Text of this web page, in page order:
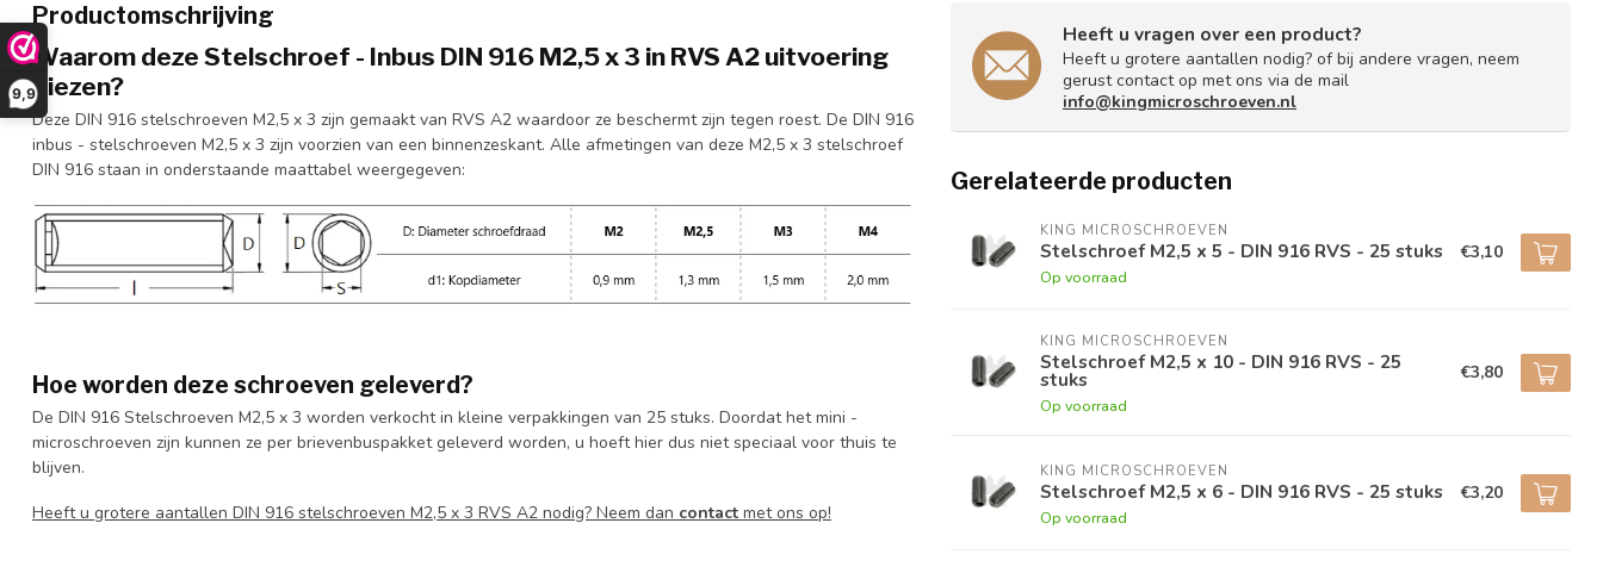
9,9
Productomschrijving
Waarom deze Stelschroef - Inbus DIN 916 M2,5 x 3 in RVS A2 uitvoering
kiezen?
Deze DIN 916 stelschroeven M2,5 x 3 zijn gemaakt van RVS A2 waardoor ze beschermt zijn tegen roest. De DIN 916
inbus - stelschroeven M2,5 x 3 zijn voorzien van een binnenzeskant. Alle afmetingen van deze M2,5 x 3 stelschroef
DIN 916 staan in onderstaande maattabel weergegeven:
Hoe worden deze schroeven geleverd?
De DIN 916 Stelschroeven M2,5 x 3 worden verkocht in kleine verpakkingen van 25 stuks. Doordat het mini -
microschroeven zijn kunnen ze per brievenbuspakket geleverd worden, u hoeft hier dus niet speciaal voor thuis te
blijven.
Heeft u grotere aantallen DIN 916 stelschroeven M2,5 x 3 RVS A2 nodig? Neem dan contact met ons op!
Heeft u vragen over een product?
Heeft u grotere aantallen nodig? of bij andere vragen, neem
gerust contact op met ons via de mail
info@kingmicroschroeven.nl
Gerelateerde producten
KING MICROSCHROEVEN
Stelschroef M2,5 x 5 - DIN 916 RVS - 25 stuks
Op voorraad
€3,10
KING MICROSCHROEVEN
Stelschroef M2,5 x 10 - DIN 916 RVS - 25
stuks
Op voorraad
€3,80
KING MICROSCHROEVEN
Stelschroef M2,5 x 6 - DIN 916 RVS - 25 stuks
Op voorraad
€3,20